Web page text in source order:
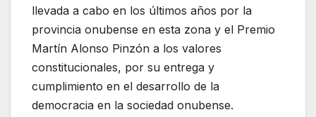
llevada a cabo en los últimos años por la
provincia onubense en esta zona y el Premio
Martín Alonso Pinzón a los valores
constitucionales, por su entrega y
cumplimiento en el desarrollo de la
democracia en la sociedad onubense.